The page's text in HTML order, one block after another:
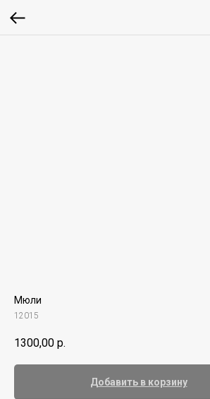
Мюли
12015
1300,00 р.
Добавить в корзину